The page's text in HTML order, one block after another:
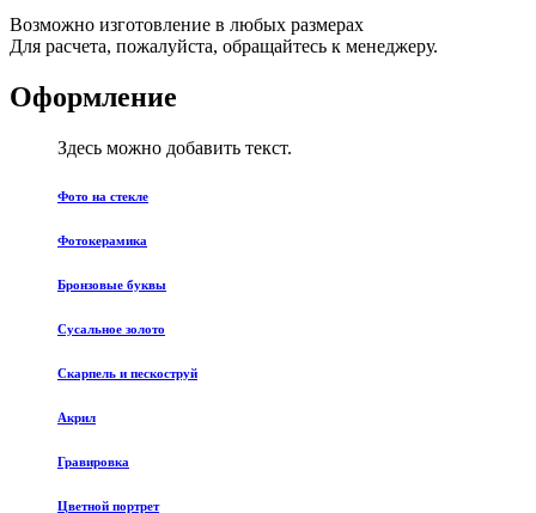
Возможно изготовление в любых размерах
Для расчета, пожалуйста, обращайтесь к менеджеру.
Оформление
Здесь можно добавить текст.
Фото на стекле
Фотокерамика
Бронзовые буквы
Сусальное золото
Скарпель и пескоструй
Акрил
Гравировка
Цветной портрет